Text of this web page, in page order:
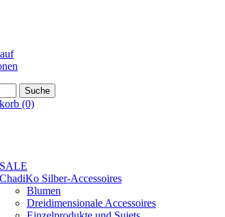
(0)
SALE
ChadiKo Silber-Accessoires
Blumen
Dreidimensionale Accessoires